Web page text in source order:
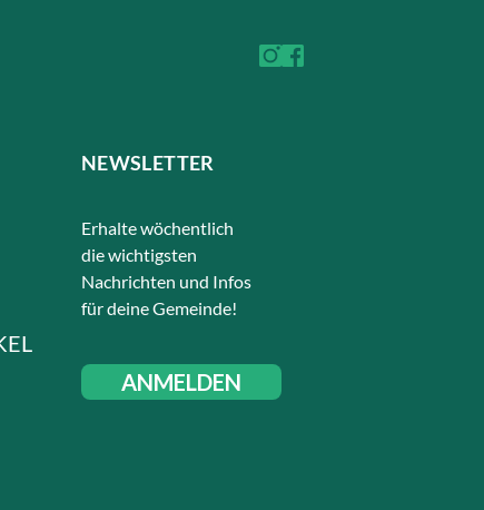
NEWSLETTER
Erhalte wöchentlich
die wichtigsten
Nachrichten und Infos
für deine Gemeinde!
ANMELDEN